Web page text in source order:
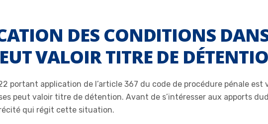
DES CONDITIONS
VALOIR TITRE DE
portant application de l’article 367 du code de procédure pénale
peut valoir titre de détention. Avant de s’intéresser aux apports
qui régit cette situation.